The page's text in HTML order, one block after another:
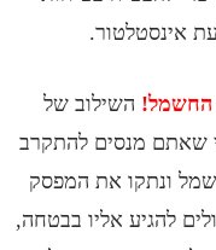
השילוב של
להתקרב
את המפסק
אליו בבטחה,